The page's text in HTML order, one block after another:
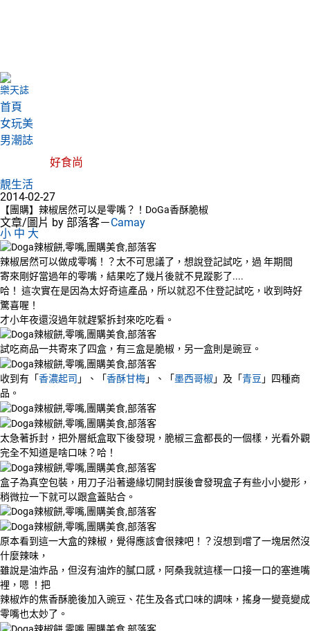
樂天誌
首頁
女玩美
男潮誌
好食尚
靚生活
2014-02-27
【團購】辣椒居然可以是零嘴？！DoGa香酥脆椒
文章/圖片 by 部落客－Camay
小 中 大
辣椒居然可以做成零嘴！？太不可思議了，想說登記試吃，過 年期間
寄來剛好當過年的零嘴，結果吃了幾片後就不見蹤影了....
哈！ 這次實在是因為太好奇這產品，所以就忍不住登記試吃，收到時好
驚喜喔！
才小年夜還沒過年就趕緊拆封來吃吃看。
試吃商品一共寄來了四盒，有三盒是脆椒，另一盒則是豌豆。
收到有「香濃起司 」、「香酥甘梅」、「墨西哥椒」及「青豆 」四種商
品。
太急著拆封，把外層紙盒取下後發現，脆椒三盒都長的一個樣，光看外觀
完全不知道是啥口味？哈！
盒子為真空包裝，用刀子沿著邊緣切開封膜後會發現盒子有些小小變形，
稍微拉一下就可以跟盒蓋貼合。
原本看到這一大盒的辣椒，覺得應該會很辣吧！？沒想到嚐了一塊居然沒
什麼辣味，
雖說是油炸品，但沒有油炸的膩口感，阿桑我就這樣一口接一口的塞進嘴
裡，嗯 ！把
辣椒炸的焦香酥脆後加入豌豆、花生及各式口味的調味，搖身一變竟變成
零嘴也太妙了。